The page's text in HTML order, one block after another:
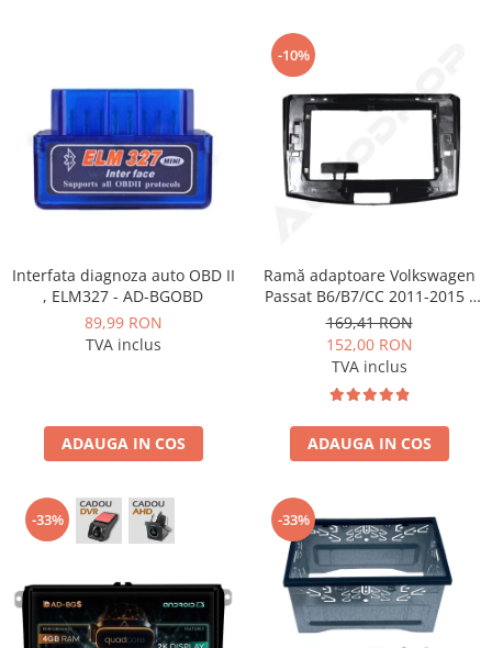
Smart
Fiat
Jeep
Iveco
Daihatsu
Rame adaptoare Jeep
Rame adaptoare Dodge
Rame adaptoare Chrysler
Rame adaptoare Subaru
Rame adaptoare Iveco
Rame adaptoare Land Rover
Rame adaptoare Hummer
Interfata diagnoza auto OBD II
, ELM327 - AD-BGOBD
89,99 RON
TVA inclus
ADAUGA IN COS
-10%
Ramă adaptoare Volkswagen
Passat B6/B7/CC 2011-2015 -
navigație Android 10.1″,
montaj dedicat
169,41 RON
152,00 RON
TVA inclus
ADAUGA IN COS
-33% -33%